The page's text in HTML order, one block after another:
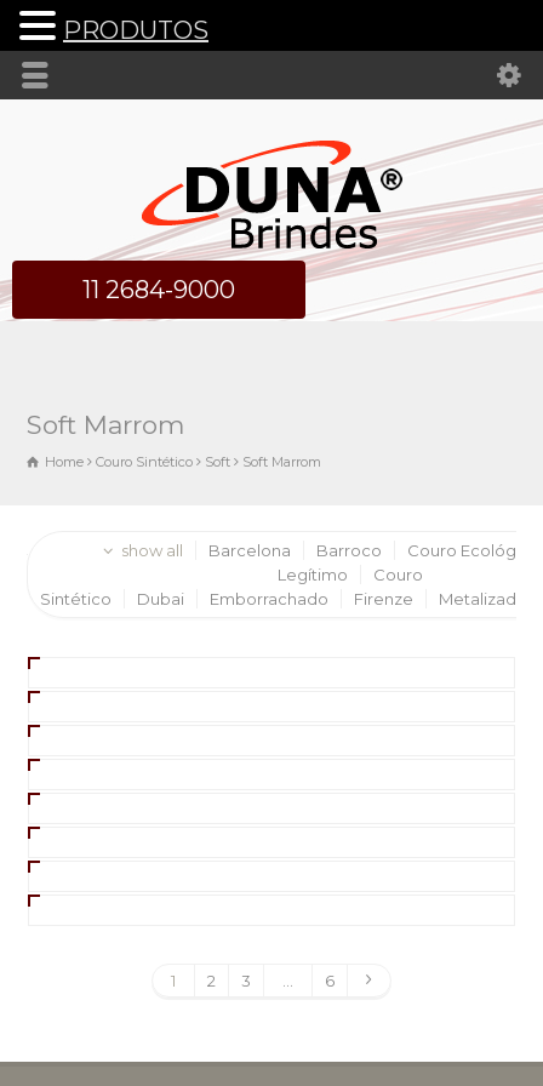
11 2684-9000
Soft Marrom
Home Couro Sintético Soft Soft Marrom
show all Barcelona Barroco
Couro Ecológico
Legítimo
Couro
Sintético
Dubai Emborrachado Firenze Metalizado
1 2 3 6
PRODUTOS